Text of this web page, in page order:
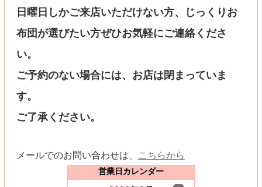
日曜日しかご来店いただけない方、じっくりお
布団が選びたい方ぜひお気軽にご連絡くださ
い。
ご予約のない場合には、お店は閉まっていま
す。
ご了承ください。
メールでのお問い合わせは、 こちらから